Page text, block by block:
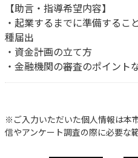
【助言・指導希望内容】
・起業するまでに準備するこ
種届出
・資金計画の立て方
・金融機関の審査のポイント
※ご入力いただいた個人情報は本
信やアンケート調査の際に必要な